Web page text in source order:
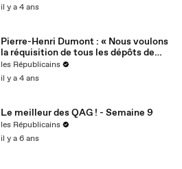
il y a 4 ans
Pierre-Henri Dumont : « Nous voulons
la réquisition de tous les dépôts de
carburant ! »
les Républicains
il y a 4 ans
Le meilleur des QAG ! - Semaine 9
les Républicains
il y a 6 ans